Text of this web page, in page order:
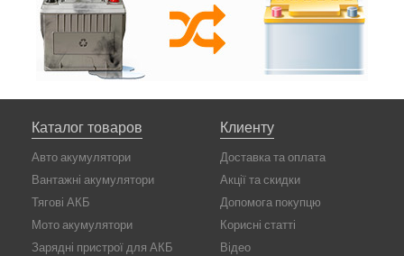
Каталог товаров
Авто акумулятори
Вантажні акумулятори
Тягові АКБ
Мото акумулятори
Зарядні пристрої для АКБ
Клиенту
Доставка та оплата
Акції та скидки
Допомога покупцю
Корисні статті
Відео